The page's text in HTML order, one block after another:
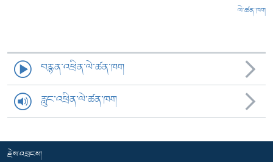
ལེ་ཚན་ཁག
བརྙན་འཕྲིན་ལེ་ཚན་ཁག
རླུང་འཕྲིན་ལེ་ཚན་ཁག
རྗེས་འབྲངས།